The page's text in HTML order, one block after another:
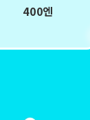
400엔